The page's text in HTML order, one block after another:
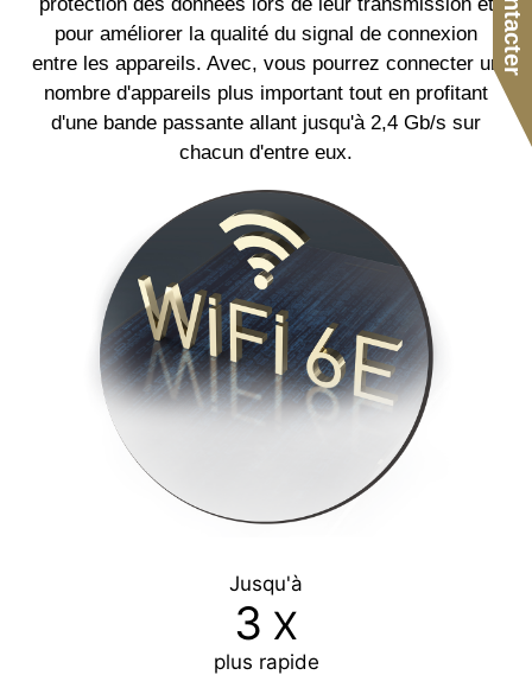
pour améliorer la qualité du signal de connexion
entre les appareils. Avec, vous pourrez connecter un
nombre d'appareils plus important tout en profitant
d'une bande passante allant jusqu'à 2,4 Gb/s sur
chacun d'entre eux.
Jusqu'à
3 X
plus rapide